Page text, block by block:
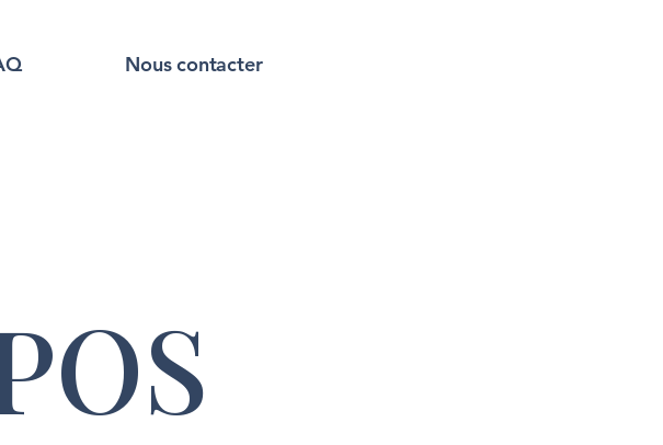
Nous contacter